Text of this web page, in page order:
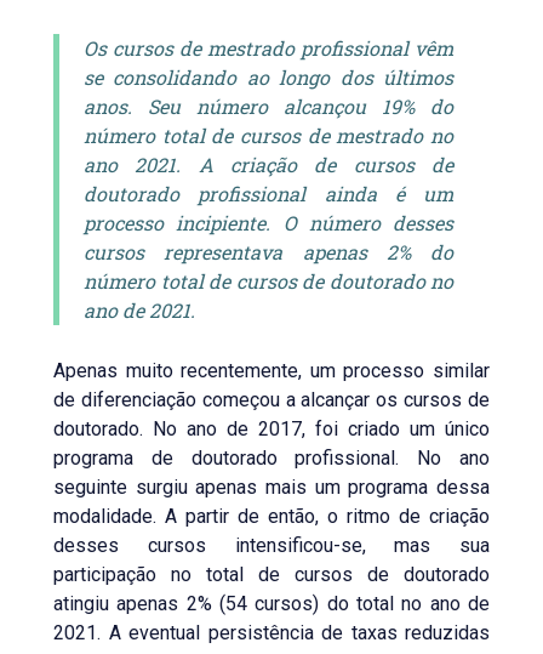
Os cursos de mestrado profissional vêm
se consolidando ao longo dos últimos
anos. Seu número alcançou 19% do
número total de cursos de mestrado no
ano 2021. A criação de cursos de
doutorado profissional ainda é um
processo incipiente. O número desses
cursos representava apenas 2% do
número total de cursos de doutorado no
ano de 2021.
Apenas muito recentemente, um processo similar
de diferenciação começou a alcançar os cursos de
doutorado. No ano de 2017, foi criado um único
programa de doutorado profissional. No ano
seguinte surgiu apenas mais um programa dessa
modalidade. A partir de então, o ritmo de criação
desses cursos intensificou-se, mas sua
participação no total de cursos de doutorado
atingiu apenas 2% (54 cursos) do total no ano de
2021. A eventual persistência de taxas reduzidas